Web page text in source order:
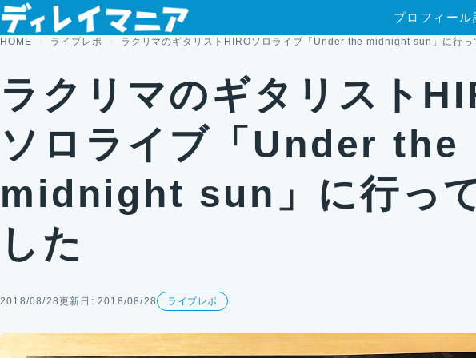
コンテンツへスキップ プロフィール
HOME ライブレポ ラクリマのギタリストHIROソロライブ「Under the midnight sun」に行っ
ラクリマのギタリスト
ソロライブ「Under the
midnight sun」に行っ
した
2018/08/28更新日: 2018/08/28 ライブレポ